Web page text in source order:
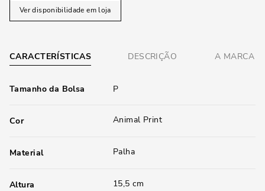
Ver disponibilidade em loja
CARACTERÍSTICAS DESCRIÇÃO A MARCA
Tamanho da Bolsa P
Cor Animal Print
Material Palha
Altura 15,5 cm